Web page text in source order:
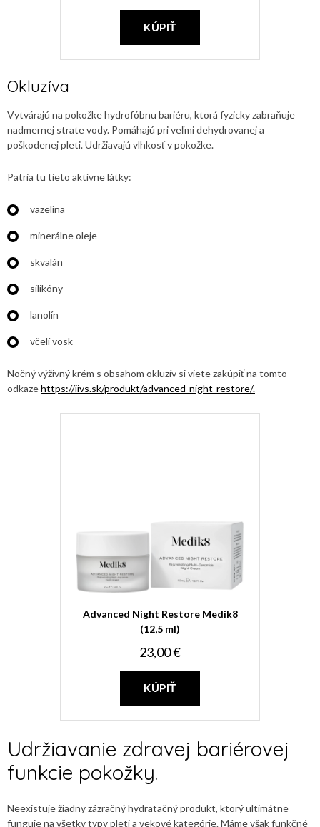
KÚPIŤ
Okluzíva
Vytvárajú na pokožke hydrofóbnu bariéru, ktorá fyzicky zabraňuje
nadmernej strate vody. Pomáhajú pri veľmi dehydrovanej a
poškodenej pleti. Udržiavajú vlhkosť v pokožke.
Patria tu tieto aktívne látky:
vazelína
minerálne oleje
skvalán
silikóny
lanolín
včelí vosk
Nočný výživný krém s obsahom okluzív si viete zakúpiť na tomto
odkazehttps://iivs.sk/produkt/advanced-night-restore/.
Advanced Night Restore Medik8
(12,5 ml)
23,00 €
KÚPIŤ
Udržiavanie zdravej bariérovej
funkcie pokožky.
Neexistuje žiadny zázračný hydratačný produkt, ktorý ultimátne
funguje na všetky typy pleti a vekové kategórie. Máme však funkčné